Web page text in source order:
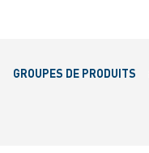
GROUPES DE PRODUITS